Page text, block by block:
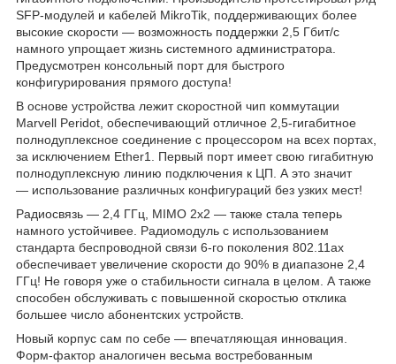
SFP-модулей и кабелей MikroTik, поддерживающих более
высокие скорости — возможность поддержки 2,5 Гбит/с
намного упрощает жизнь системного администратора.
Предусмотрен консольный порт для быстрого
конфигурирования прямого доступа!
В основе устройства лежит скоростной чип коммутации
Marvell Peridot, обеспечивающий отличное 2,5-гигабитное
полнодуплексное соединение с процессором на всех портах,
за исключением Ether1. Первый порт имеет свою гигабитную
полнодуплексную линию подключения к ЦП. А это значит
— использование различных конфигураций без узких мест!
Радиосвязь — 2,4 ГГц, MIMO 2x2 — также стала теперь
намного устойчивее. Радиомодуль с использованием
стандарта беспроводной связи 6-го поколения 802.11ax
обеспечивает увеличение скорости до 90% в диапазоне 2,4
ГГц! Не говоря уже о стабильности сигнала в целом. А также
способен обслуживать с повышенной скоростью отклика
большее число абонентских устройств.
Новый корпус сам по себе — впечатляющая инновация.
Форм-фактор аналогичен весьма востребованным